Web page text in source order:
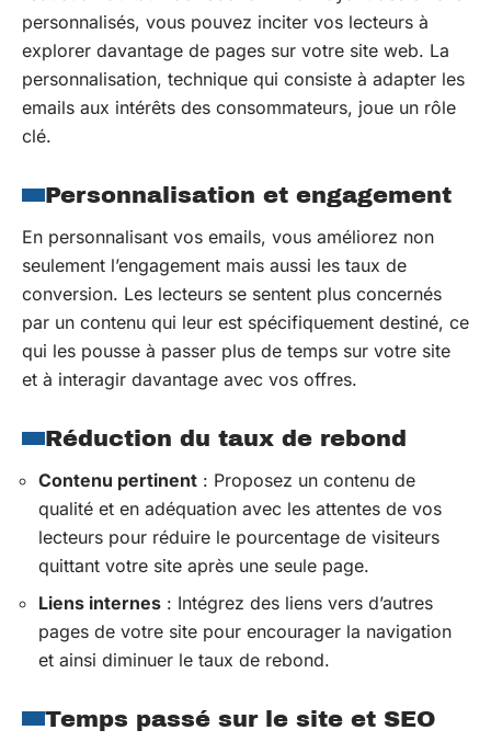
personnalisés, vous pouvez inciter vos lecteurs à
explorer davantage de pages sur votre site web. La
personnalisation, technique qui consiste à adapter les
emails aux intérêts des consommateurs, joue un rôle
clé.
Personnalisation et engagement
En personnalisant vos emails, vous améliorez non
seulement l’engagement mais aussi les taux de
conversion. Les lecteurs se sentent plus concernés
par un contenu qui leur est spécifiquement destiné, ce
qui les pousse à passer plus de temps sur votre site
et à interagir davantage avec vos offres.
Réduction du taux de rebond
Contenu pertinent : Proposez un contenu de
qualité et en adéquation avec les attentes de vos
lecteurs pour réduire le pourcentage de visiteurs
quittant votre site après une seule page.
Liens internes : Intégrez des liens vers d’autres
pages de votre site pour encourager la navigation
et ainsi diminuer le taux de rebond.
Temps passé sur le site et SEO